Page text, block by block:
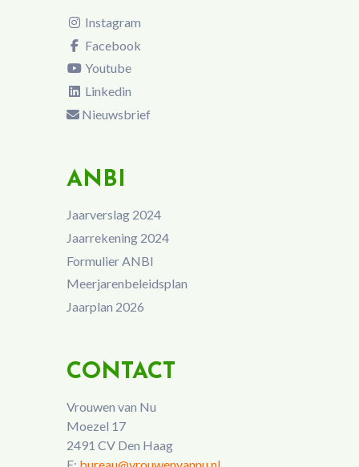
Instagram
Facebook
Youtube
Linkedin
Nieuwsbrief
ANBI
Jaarverslag 2024
Jaarrekening 2024
Formulier ANBI
Meerjarenbeleidsplan
Jaarplan 2026
CONTACT
Vrouwen van Nu
Moezel 17
2491 CV Den Haag